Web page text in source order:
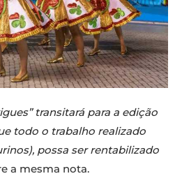
transitará para a edição
todo o trabalho realizado
possa ser rentabilizado
a mesma nota.